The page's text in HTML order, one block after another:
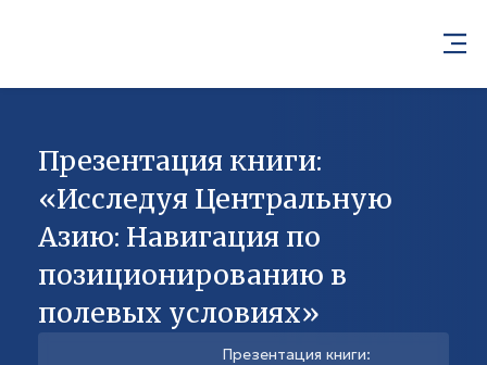
Презентация книги:
«Исследуя Центральную
Азию: Навигация по
позиционированию в
полевых условиях»
Презентация книги: